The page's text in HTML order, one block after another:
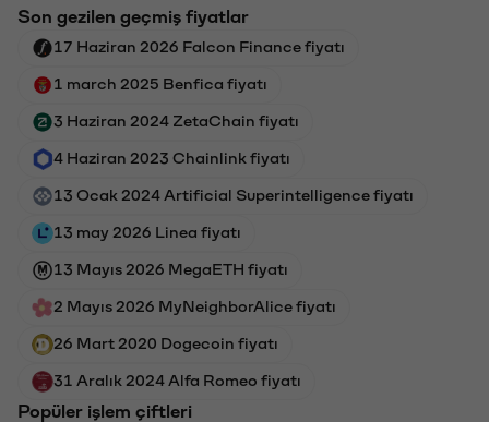
Son gezilen geçmiş fiyatlar
17 Haziran 2026 Falcon Finance fiyatı
1 march 2025 Benfica fiyatı
3 Haziran 2024 ZetaChain fiyatı
4 Haziran 2023 Chainlink fiyatı
13 Ocak 2024 Artificial Superintelligence fiyatı
13 may 2026 Linea fiyatı
13 Mayıs 2026 MegaETH fiyatı
2 Mayıs 2026 MyNeighborAlice fiyatı
26 Mart 2020 Dogecoin fiyatı
31 Aralık 2024 Alfa Romeo fiyatı
Popüler işlem çiftleri